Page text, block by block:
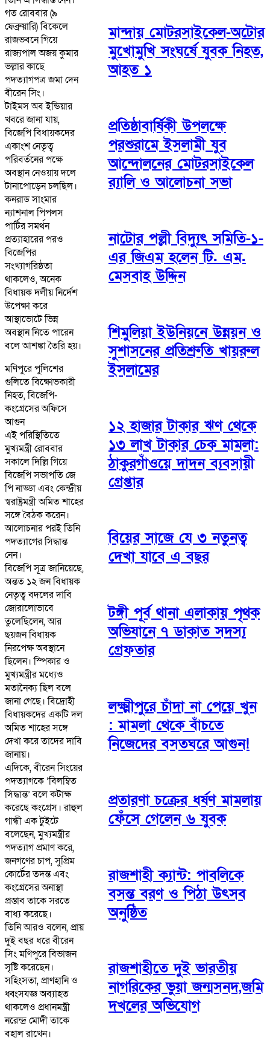
গত রোববার (৯
ফেব্রুয়ারি) বিকেলে
রাজভবনে গিয়ে
রাজ্যপাল অজয় কুমার
ভল্লার কাছে
পদত্যাগপত্র জমা দেন
বীরেন সিং।
টাইমস অব ইন্ডিয়ার
খবরে জানা যায়,
বিজেপি বিধায়কদের
একাংশ নেতৃত্ব
পরিবর্তনের পক্ষে
অবস্থান নেওয়ায় দলে
টানাপোড়েন চলছিল।
কনরাড সাংমার
ন্যাশনাল পিপলস
পার্টির সমর্থন
প্রত্যাহারের পরও
বিজেপির
সংখ্যাগরিষ্ঠতা
থাকলেও, অনেক
বিধায়ক দলীয় নির্দেশ
উপেক্ষা করে
আস্থাভোটে ভিন্ন
অবস্থান নিতে পারেন
বলে আশঙ্কা তৈরি হয়।
মণিপুরে পুলিশের
গুলিতে বিক্ষোভকারী
নিহত, বিজেপি-
কংগ্রেসের অফিসে
আগুন
এই পরিস্থিতিতে
মুখ্যমন্ত্রী রোববার
সকালে দিল্লি গিয়ে
বিজেপি সভাপতি জে
পি নাড্ডা এবং কেন্দ্রীয়
স্বরাষ্ট্রমন্ত্রী অমিত শাহের
সঙ্গে বৈঠক করেন।
আলোচনার পরই তিনি
পদত্যাগের সিদ্ধান্ত
নেন।
বিজেপি সূত্র জানিয়েছে,
অন্তত ১২ জন বিধায়ক
নেতৃত্ব বদলের দাবি
জোরালোভাবে
তুলেছিলেন, আর
ছয়জন বিধায়ক
নিরপেক্ষ অবস্থানে
ছিলেন। স্পিকার ও
মুখ্যমন্ত্রীর মধ্যেও
মতানৈক্য ছিল বলে
জানা গেছে। বিদ্রোহী
বিধায়কদের একটি দল
অমিত শাহের সঙ্গে
দেখা করে তাদের দাবি
জানায়।
এদিকে, বীরেন সিংয়ের
পদত্যাগকে ‘বিলম্বিত
সিদ্ধান্ত’ বলে কটাক্ষ
করেছে কংগ্রেস। রাহুল
গান্ধী এক টুইটে
বলেছেন, মুখ্যমন্ত্রীর
পদত্যাগ প্রমাণ করে,
জনগণের চাপ, সুপ্রিম
কোর্টের তদন্ত এবং
কংগ্রেসের অনাস্থা
প্রস্তাব তাকে সরতে
বাধ্য করেছে।
তিনি আরও বলেন, প্রায়
দুই বছর ধরে বীরেন
সিং মণিপুরে বিভাজন
সৃষ্টি করেছেন।
সহিংসতা, প্রাণহানি ও
ধ্বংসযজ্ঞ অব্যাহত
থাকলেও প্রধানমন্ত্রী
নরেন্দ্র মোদী তাকে
বহাল রাখেন।
মান্দায় মোটরসাইকেল-অটোর
মুখোমুখি সংঘর্ষে যুবক নিহত,
আহত ১
প্রতিষ্ঠাবার্ষিকী উপলক্ষে
পরশুরামে ইসলামী যুব
আন্দোলনের মোটরসাইকেল
র‌্যালি ও আলোচনা সভা
নাটোর পল্লী বিদ্যুৎ সমিতি-১-
এর জিএম হলেন টি. এম.
মেসবাহ উদ্দিন
শিমুলিয়া ইউনিয়নে উন্নয়ন ও
সুশাসনের প্রতিশ্রুতি খায়রুল
ইসলামের
১২ হাজার টাকার ঋণ থেকে
১৩ লাখ টাকার চেক মামলা:
ঠাকুরগাঁওয়ে দাদন ব্যবসায়ী
গ্রেপ্তার
বিয়ের সাজে যে ৩ নতুনত্ব
দেখা যাবে এ বছর
টঙ্গী পূর্ব থানা এলাকায় পৃথক
অভিযানে ৭ ডাকাত সদস্য
গ্রেফতার
লক্ষ্মীপুরে চাঁদা না পেয়ে খুন
: মামলা থেকে বাঁচতে
নিজেদের বসতঘরে আগুন!
প্রতারণা চক্রের ধর্ষণ মামলায়
ফেঁসে গেলেন ৬ যুবক
রাজশাহী ক্যান্ট: পাবলিকে
বসন্ত বরণ ও পিঠা উৎসব
অনুষ্ঠিত
রাজশাহীতে দুই ভারতীয়
নাগরিকের ভুয়া জন্মসনদ,জমি
দখলের অভিযোগ